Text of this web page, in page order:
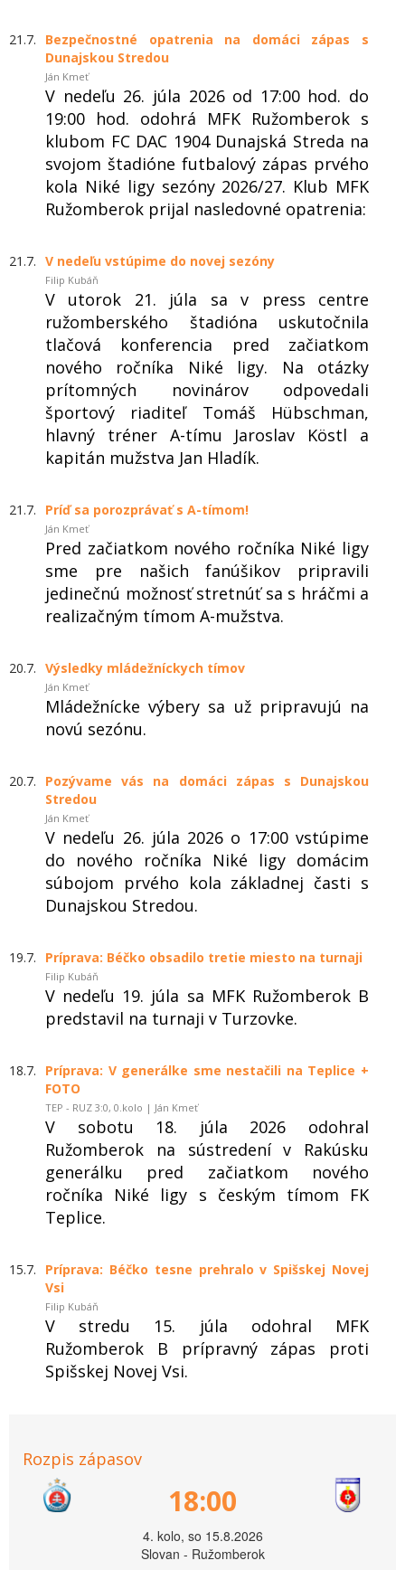
21.7.
Bezpečnostné opatrenia na domáci zápas s
Dunajskou Stredou
Ján Kmeť
V nedeľu 26. júla 2026 od 17:00 hod. do
19:00 hod. odohrá MFK Ružomberok s
klubom FC DAC 1904 Dunajská Streda na
svojom štadióne futbalový zápas prvého
kola Niké ligy sezóny 2026/27. Klub MFK
Ružomberok prijal nasledovné opatrenia:
21.7. V nedeľu vstúpime do novej sezóny
Filip Kubáň
V utorok 21. júla sa v press centre
ružomberského štadióna uskutočnila
tlačová konferencia pred začiatkom
nového ročníka Niké ligy. Na otázky
prítomných novinárov odpovedali
športový riaditeľ Tomáš Hübschman,
hlavný tréner A-tímu Jaroslav Köstl a
kapitán mužstva Jan Hladík.
21.7. Príď sa porozprávať s A-tímom!
Ján Kmeť
Pred začiatkom nového ročníka Niké ligy
sme pre našich fanúšikov pripravili
jedinečnú možnosť stretnúť sa s hráčmi a
realizačným tímom A-mužstva.
20.7. Výsledky mládežníckych tímov
Ján Kmeť
Mládežnícke výbery sa už pripravujú na
novú sezónu.
20.7.
Pozývame vás na domáci zápas s Dunajskou
Stredou
Ján Kmeť
V nedeľu 26. júla 2026 o 17:00 vstúpime
do nového ročníka Niké ligy domácim
súbojom prvého kola základnej časti s
Dunajskou Stredou.
19.7. Príprava: Béčko obsadilo tretie miesto na turnaji
Filip Kubáň
V nedeľu 19. júla sa MFK Ružomberok B
predstavil na turnaji v Turzovke.
18.7.
Príprava: V generálke sme nestačili na Teplice +
FOTO
TEP - RUZ 3:0, 0.kolo | Ján Kmeť
V sobotu 18. júla 2026 odohral
Ružomberok na sústredení v Rakúsku
generálku pred začiatkom nového
ročníka Niké ligy s českým tímom FK
Teplice.
15.7.
Príprava: Béčko tesne prehralo v Spišskej Novej
Vsi
Filip Kubáň
V stredu 15. júla odohral MFK
Ružomberok B prípravný zápas proti
Spišskej Novej Vsi.
Rozpis zápasov
18:00
4. kolo, so 15.8.2026
Slovan - Ružomberok